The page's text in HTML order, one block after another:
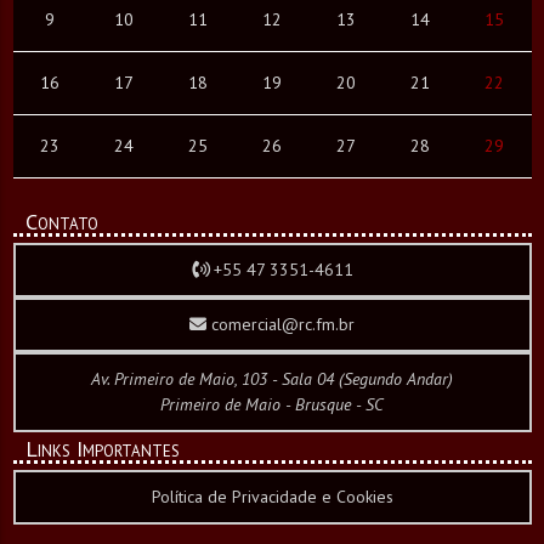
9 10 11 12 13 14 15
16 17 18 19 20 21 22
23 24 25 26 27 28 29
Contato
+55 47 3351-4611
comercial@rc.fm.br
Av. Primeiro de Maio, 103 - Sala 04 (Segundo Andar)
Primeiro de Maio - Brusque - SC
Links Importantes
Política de Privacidade e Cookies